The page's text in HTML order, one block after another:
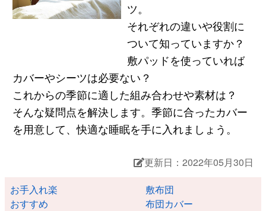
ツ。
それぞれの違いや役割に
ついて知っていますか？
敷パッドを使っていれば
カバーやシーツは必要ない？
これからの季節に適した組み合わせや素材は？
そんな疑問点を解決します。季節に合ったカバー
を用意して、快適な睡眠を手に入れましょう。
更新日：2022年05月30日
お手入れ楽
敷布団
おすすめ
布団カバー